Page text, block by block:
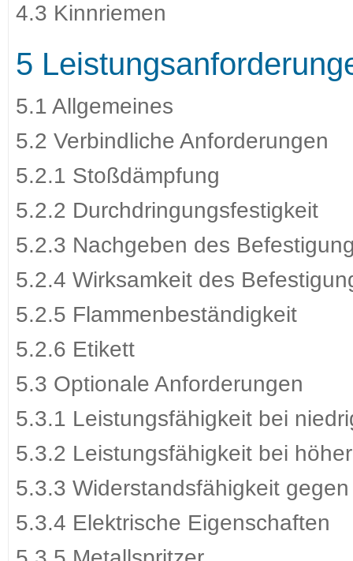
4.3 Kinnriemen
5
5.1 Allgemeines
5.2 Verbindliche Anforderungen
5.2.1 Stoßdämpfung
5.2.2 Durchdringungsfestigkeit
5.2.3 Nachgeben des
5.2.4 Wirksamkeit des
5.2.5 Flammenbeständigkeit
5.2.6 Etikett
5.3 Optionale Anforderungen
5.3.1 Leistungsfähigkeit bei
5.3.2 Leistungsfähigkeit bei
5.3.3 Widerstandsfähigkeit
5.3.4 Elektrische Eigenschaften